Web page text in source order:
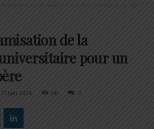
: redynamisation de la recherche universitaire pour un Togo
de la
pour un
17 juin 2024 116 0